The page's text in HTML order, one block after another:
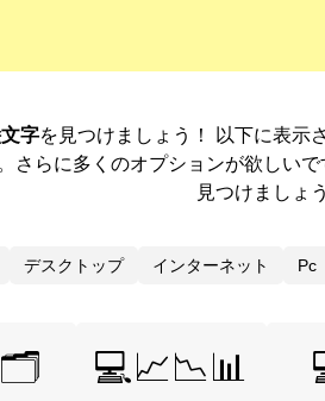
字を見つけましょう！ 以下に表示
さらに多くのオプションが欲しい
見つけましょう
デスクトップ インターネット Pc
💻📈📉📊